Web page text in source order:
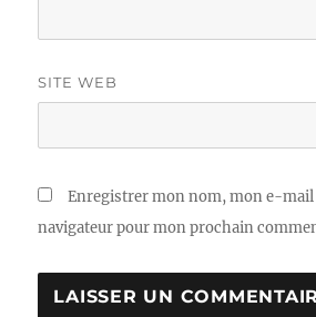
SITE WEB
Enregistrer mon nom, mon e-mail
navigateur pour mon prochain